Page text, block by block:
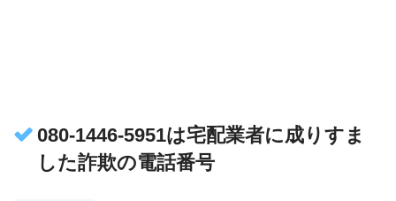
080-1446-5951は宅配業者に成りすま
した詐欺の電話番号